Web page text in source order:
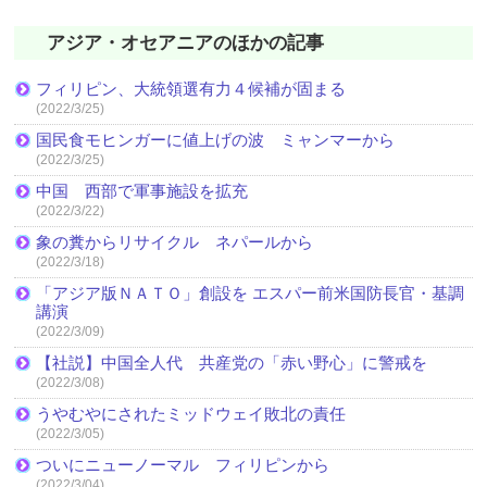
アジア・オセアニアのほかの記事
フィリピン、大統領選有力４候補が固まる
(2022/3/25)
国民食モヒンガーに値上げの波 ミャンマーから
(2022/3/25)
中国 西部で軍事施設を拡充
(2022/3/22)
象の糞からリサイクル ネパールから
(2022/3/18)
「アジア版ＮＡＴＯ」創設を エスパー前米国防長官・基調
講演
(2022/3/09)
【社説】中国全人代 共産党の「赤い野心」に警戒を
(2022/3/08)
うやむやにされたミッドウェイ敗北の責任
(2022/3/05)
ついにニューノーマル フィリピンから